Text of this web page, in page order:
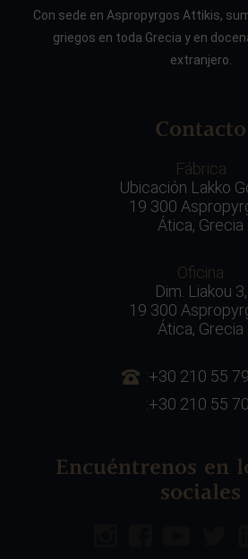
Con sede en Aspropyrgos Attikis,
griegos en toda Grecia y en
extranjero.
Contacto
Fábrica
Ubicación Lakko
19 300
Ática, Grecia
Oficina
Dim. Liakou 3,
19 300
Ática, Grecia
:+30 210 55
:+30 210 55
Encuéntrenos en
sociales